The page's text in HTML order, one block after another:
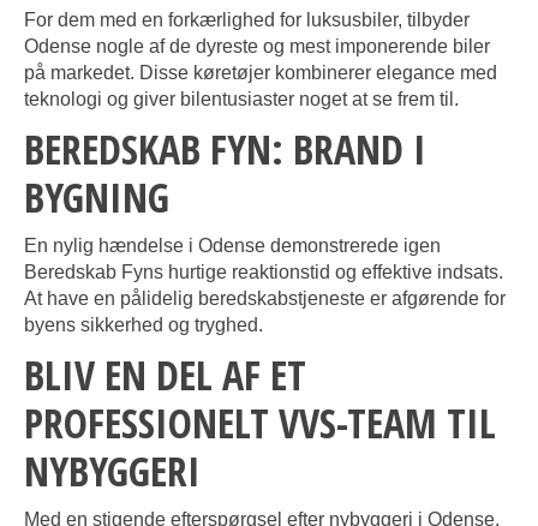
For dem med en forkærlighed for luksusbiler, tilbyder
Odense nogle af de dyreste og mest imponerende biler
på markedet. Disse køretøjer kombinerer elegance med
teknologi og giver bilentusiaster noget at se frem til.
BEREDSKAB FYN: BRAND I
BYGNING
En nylig hændelse i Odense demonstrerede igen
Beredskab Fyns hurtige reaktionstid og effektive indsats.
At have en pålidelig beredskabstjeneste er afgørende for
byens sikkerhed og tryghed.
BLIV EN DEL AF ET
PROFESSIONELT VVS-TEAM TIL
NYBYGGERI
Med en stigende efterspørgsel efter nybyggeri i Odense,